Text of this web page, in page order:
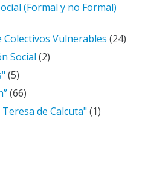
(Formal y no Formal)
Vulnerables (24)
Social (2)
(5)
(66)
de Calcuta" (1)